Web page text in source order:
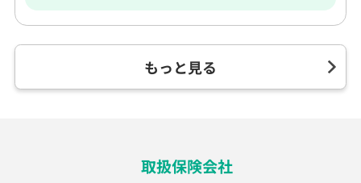
もっと見る
取扱保険会社